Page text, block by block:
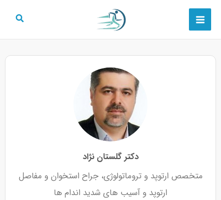
پرش
محتوا
Main
Menu
دکتر گلستان نژاد
متخصص ارتوپد و تروماتولوژی، جراح استخوان و مفاصل
ارتوپد و آسیب های شدید اندام ها